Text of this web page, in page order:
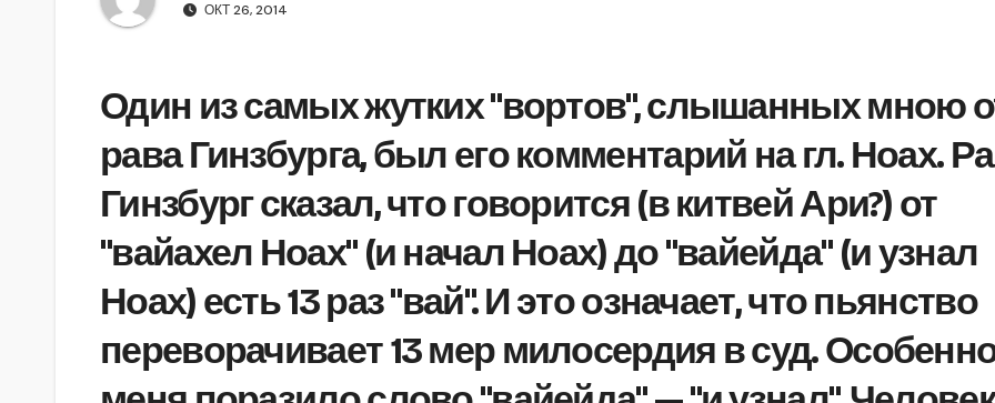
ОКТ 26, 2014
Один из самых жутких "вортов", слышанных мною
рава Гинзбурга, был его комментарий на гл. Ноах.
Гинзбург сказал, что говорится (в китвей Ари?) от
"вайахел Ноах" (и начал Ноах) до "вайейда" (и узнал
Ноах) есть 13 раз "вай". И это означает, что пьянство
переворачивает 13 мер милосердия в суд.